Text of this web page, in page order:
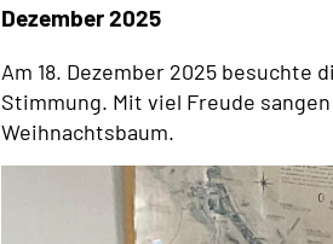
Dezember 2025
Am 18. Dezember 2025 besuchte
Stimmung. Mit viel Freude
Weihnachtsbaum.